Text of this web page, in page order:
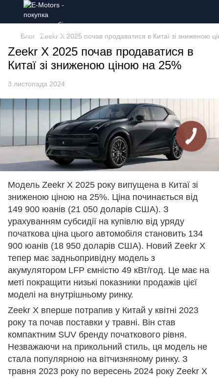
Блог Zeekr X 2025 почав продаватися в Китаї зі зниженою
Zeekr X 2025 почав продаватися в
Китаї зі зниженою ціною на 25%
3 листопада 2024
Модель Zeekr X 2025 року випущена в Китаї зі
зниженою ціною на 25%. Ціна починається від
149 900 юанів (21 050 доларів США). З
урахуванням субсидії на купівлю від уряду
початкова ціна цього автомобіля становить 134
900 юанів (18 950 доларів США). Новий Zeekr X
тепер має задньопривідну модель з
акумулятором LFP ємністю 49 кВт/год. Це має на
меті покращити низькі показники продажів цієї
моделі на внутрішньому ринку.
Zeekr X вперше потрапив у Китай у квітні 2023
року та почав поставки у травні. Він став
компактним SUV бренду початкового рівня.
Незважаючи на прикольний стиль, ця модель не
стала популярною на вітчизняному ринку. З
травня 2023 року по вересень 2024 року Zeekr X